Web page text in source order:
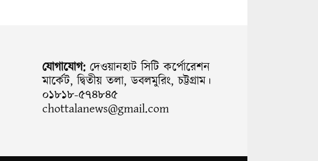
যোগাযোগ: দেওয়ানহাট সিটি কর্পোরেশন
মার্কেট, দ্বিতীয় তলা, ডবলমুরিং, চট্টগ্রাম।
০১৮১৮-৫৭৪৮৪৫
chottalanews@gmail.com